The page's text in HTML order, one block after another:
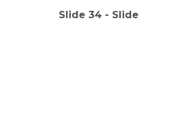
Slide 34 - Slide